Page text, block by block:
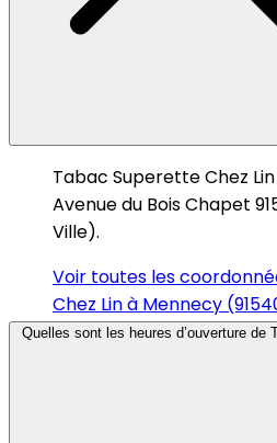
Tabac Superette Chez
Avenue du Bois Chapet
Ville).
Voir toutes les
Chez Lin à Mennecy
Quelles sont les heures d’ouverture de